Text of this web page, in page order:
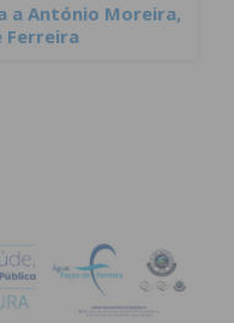
a António Moreira,
Ferreira